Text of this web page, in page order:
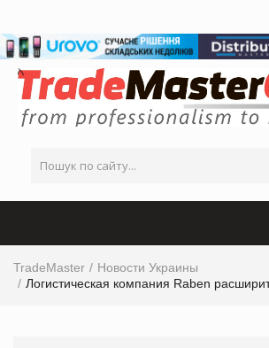
TradeMaster
Новости Украины
Логистическая компания Raben